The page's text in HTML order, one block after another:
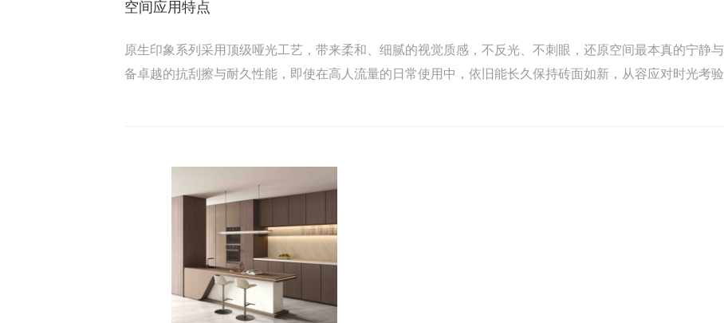
空间应用特点
原生印象系列采用顶级哑光工艺，带来柔和、细腻的视觉质感，不反光、不刺眼，还原空间最本真的宁静
备卓越的抗刮擦与耐久性能，即使在高人流量的日常使用中，依旧能长久保持砖面如新，从容应对时光考验